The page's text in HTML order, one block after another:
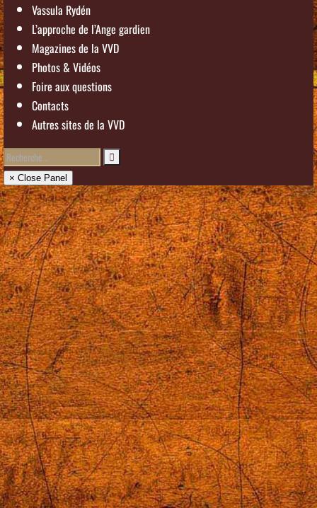
Vassula Rydén
L’approche de l’Ange gardien
Magazines de la VVD
Photos & Vidéos
Foire aux questions
Contacts
Autres sites de la VVD
× Close Panel